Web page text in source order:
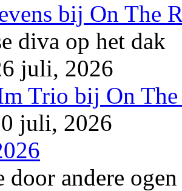
bij On The
diva op het dak
juli, 2026
Trio bij On
juli, 2026
door andere